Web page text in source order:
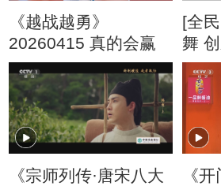
《越战越勇》
20260415 真的会赢
[全
舞
《宗师列传·唐宋八大
《